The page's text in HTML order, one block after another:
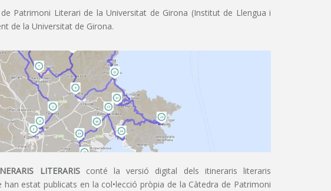
Patrimoni Literari de la Universitat de Girona (Institut de Llengua i
de la Universitat de Girona.
LITERARISconté la versió digital dels itineraris literaris
han estat publicats en la col•lecció pròpia de la Càtedra de Patrimoni